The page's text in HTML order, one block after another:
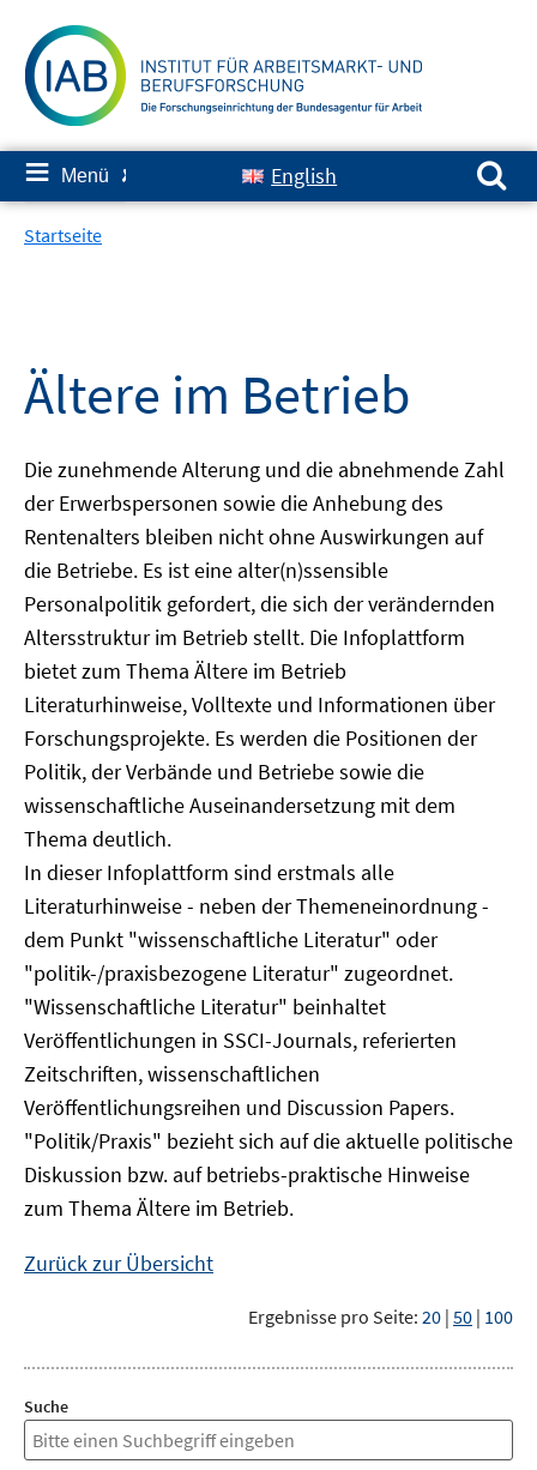
zum
Inhalt
≡ Menü ✘ English
Suchen nach:
Startseite
Ältere im Betrieb
Die zunehmende Alterung und die abnehmende Zahl
der Erwerbspersonen sowie die Anhebung des
Rentenalters bleiben nicht ohne Auswirkungen auf
die Betriebe. Es ist eine alter(n)ssensible
Personalpolitik gefordert, die sich der verändernden
Altersstruktur im Betrieb stellt. Die Infoplattform
bietet zum Thema Ältere im Betrieb
Literaturhinweise, Volltexte und Informationen über
Forschungsprojekte. Es werden die Positionen der
Politik, der Verbände und Betriebe sowie die
wissenschaftliche Auseinandersetzung mit dem
Thema deutlich.
In dieser Infoplattform sind erstmals alle
Literaturhinweise - neben der Themeneinordnung -
dem Punkt "wissenschaftliche Literatur" oder
"politik-/praxisbezogene Literatur" zugeordnet.
"Wissenschaftliche Literatur" beinhaltet
Veröffentlichungen in SSCI-Journals, referierten
Zeitschriften, wissenschaftlichen
Veröffentlichungsreihen und Discussion Papers.
"Politik/Praxis" bezieht sich auf die aktuelle politische
Diskussion bzw. auf betriebs-praktische Hinweise
zum Thema Ältere im Betrieb.
Zurück zur Übersicht
Ergebnisse pro Seite: 20 | 50 | 100
Suche